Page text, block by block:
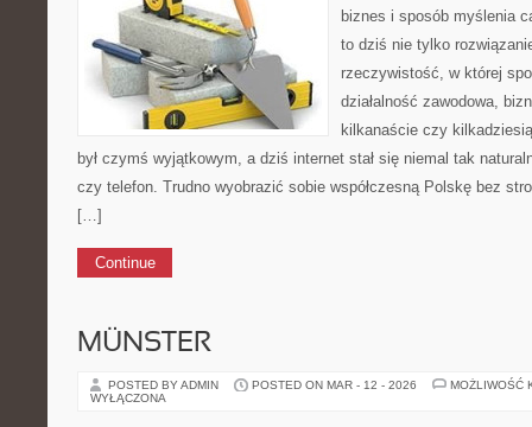
biznes i sposób myślenia
to dziś nie tylko
rzeczywistość, w której
działalność zawodowa,
kilkanaście czy
był czymś wyjątkowym, a dziś internet stał się niemal tak
czy telefon. Trudno wyobrazić sobie współczesną Polskę bez
[…]
Continue
MÜNSTER
POSTED BY ADMIN POSTED ON MAR - 12 - 2026
MOŻLIWOŚĆ
WYŁĄCZONA